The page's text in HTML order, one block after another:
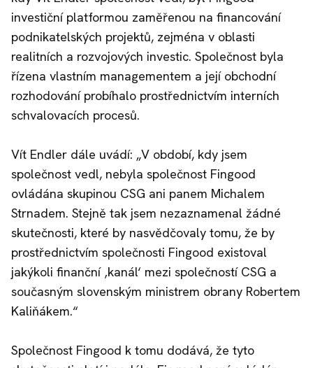
investiční platformou zaměřenou na financování
podnikatelských projektů, zejména v oblasti
realitních a rozvojových investic. Společnost byla
řízena vlastním managementem a její obchodní
rozhodování probíhalo prostřednictvím interních
schvalovacích procesů.
Vít Endler dále uvádí: „V období, kdy jsem
společnost vedl, nebyla společnost Fingood
ovládána skupinou CSG ani panem Michalem
Strnadem. Stejně tak jsem nezaznamenal žádné
skutečnosti, které by nasvědčovaly tomu, že by
prostřednictvím společnosti Fingood existoval
jakýkoli finanční ‚kanál‘ mezi společností CSG a
současným slovenským ministrem obrany Robertem
Kaliňákem.“
Společnost Fingood k tomu dodává, že tyto